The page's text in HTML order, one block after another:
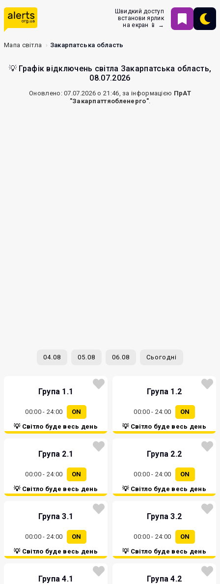
Швидкий доступ
встанови ярлик
на екран 📱 →
Мапа світла Закарпатська область
💡 Графік відключень світла Закарпатська область,
08.07.2026
Оновлено: 07.07.2026 о 21:46, за інформацією ПрАТ
"Закарпаттяобленерго".
04.08 05.08 06.08 Сьогодні
Група 1.1
00:00 - 24:00
ON
💡 Світло буде весь день
Група 1.2
00:00 - 24:00
ON
💡 Світло буде весь день
Група 2.1
00:00 - 24:00
ON
💡 Світло буде весь день
Група 2.2
00:00 - 24:00
ON
💡 Світло буде весь день
Група 3.1
00:00 - 24:00
ON
💡 Світло буде весь день
Група 3.2
00:00 - 24:00
ON
💡 Світло буде весь день
Група 4.1 Група 4.2